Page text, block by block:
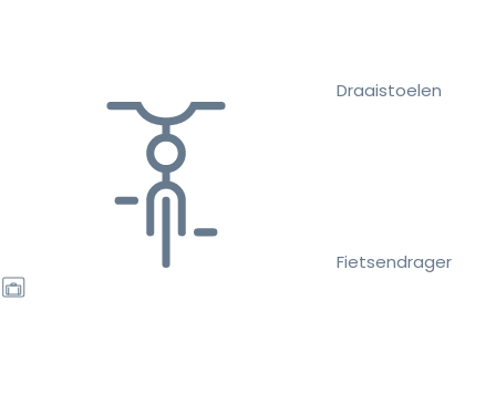
Draaistoelen
Fietsendrager